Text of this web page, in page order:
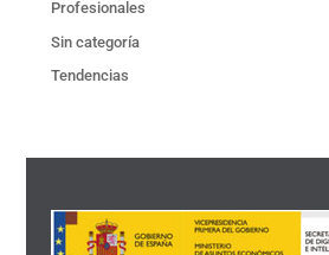
Profesionales
Sin categoría
Tendencias